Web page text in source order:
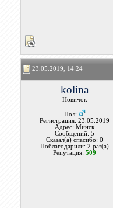
23.05.2019, 14:24
kolina
Новичок
Пол:
Регистрация: 23.05.2019
Адрес: Минск
Сообщений: 5
Сказал(а) спасибо: 0
Поблагодарили: 2 раз(а)
Репутация:509